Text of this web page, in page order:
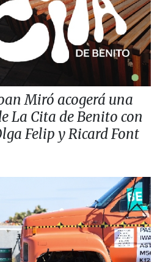
Miró acogerá una
La Cita de Benito con
Felip y Ricard Font